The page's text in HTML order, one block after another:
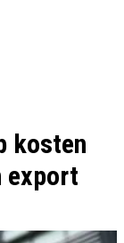
kosten
export